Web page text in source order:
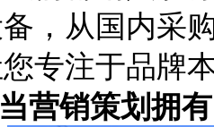
，从国内采
专注于品牌
营销策划拥